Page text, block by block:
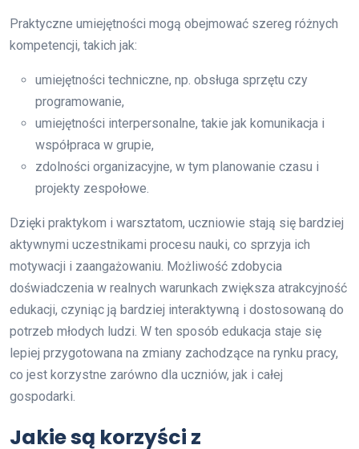
Praktyczne umiejętności mogą obejmować szereg różnych
kompetencji, takich jak:
umiejętności techniczne, np. obsługa sprzętu czy
programowanie,
umiejętności interpersonalne, takie jak komunikacja i
współpraca w grupie,
zdolności organizacyjne, w tym planowanie czasu i
projekty zespołowe.
Dzięki praktykom i warsztatom, uczniowie stają się bardziej
aktywnymi uczestnikami procesu nauki, co sprzyja ich
motywacji i zaangażowaniu. Możliwość zdobycia
doświadczenia w realnych warunkach zwiększa atrakcyjność
edukacji, czyniąc ją bardziej interaktywną i dostosowaną do
potrzeb młodych ludzi. W ten sposób edukacja staje się
lepiej przygotowana na zmiany zachodzące na rynku pracy,
co jest korzystne zarówno dla uczniów, jak i całej
gospodarki.
Jakie są korzyści z